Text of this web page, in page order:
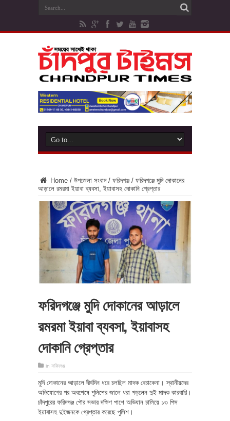
Home / উপজেলা সংবাদ / ফরিদগঞ্জ / ফরিদগঞ্জে মুদি দোকানের
আড়ালে রমরমা ইয়াবা ব্যবসা, ইয়াবাসহ দোকানি গ্রেপ্তার
ফরিদগঞ্জে মুদি দোকানের আড়ালে
রমরমা ইয়াবা ব্যবসা, ইয়াবাসহ
দোকানি গ্রেপ্তার
in ফরিদগঞ্জ
মুদি দোকানের আড়ালে দীর্ঘদিন ধরে চলছিল মাদক বেচাকেনা। স্থানীয়দের
অভিযোগের পর অবশেষে পুলিশের জালে ধরা পড়লেন দুই মাদক কারবারি।
চাঁদপুরের ফরিদগঞ্জ পৌর সভার দক্ষিণ পাশে অভিযান চালিয়ে ১৩ পিস
ইয়াবাসহ দুইজনকে গ্রেপ্তার করেছে পুলিশ।